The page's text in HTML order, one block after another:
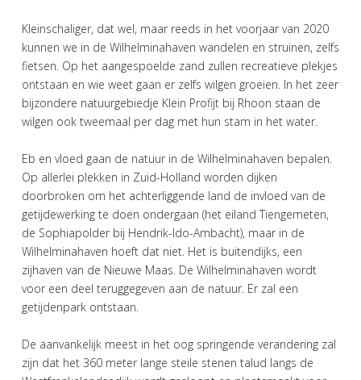
Kleinschaliger, dat wel, maar reeds in het voorjaar van 2020
kunnen we in de Wilhelminahaven wandelen en struinen, zelfs
fietsen. Op het aangespoelde zand zullen recreatieve plekjes
ontstaan en wie weet gaan er zelfs wilgen groeien. In het zeer
bijzondere natuurgebiedje Klein Profijt bij Rhoon staan de
wilgen ook tweemaal per dag met hun stam in het water.
Eb en vloed gaan de natuur in de Wilhelminahaven bepalen.
Op allerlei plekken in Zuid-Holland worden dijken
doorbroken om het achterliggende land de invloed van de
getijdewerking te doen ondergaan (het eiland Tiengemeten,
de Sophiapolder bij Hendrik-Ido-Ambacht), maar in de
Wilhelminahaven hoeft dat niet. Het is buitendijks, een
zijhaven van de Nieuwe Maas. De Wilhelminahaven wordt
voor een deel teruggegeven aan de natuur. Er zal een
getijdenpark ontstaan.
De aanvankelijk meest in het oog springende verandering zal
zijn dat het 360 meter lange steile stenen talud langs de